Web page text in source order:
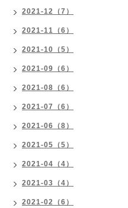
2021-12（7）
2021-11（6）
2021-10（5）
2021-09（6）
2021-08（6）
2021-07（6）
2021-06（8）
2021-05（5）
2021-04（4）
2021-03（4）
2021-02（6）